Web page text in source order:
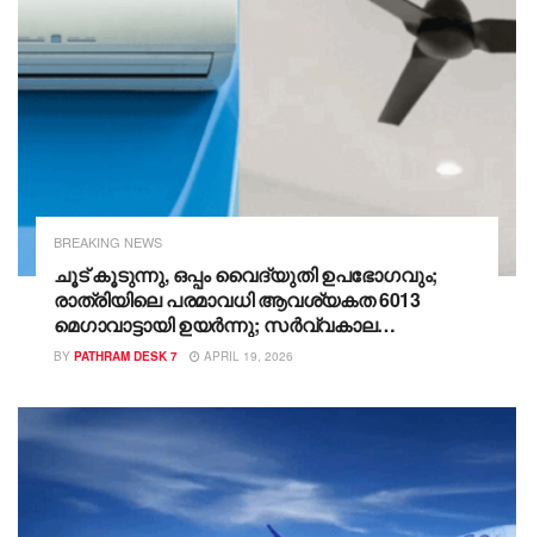
BREAKING NEWS
ചൂട് കൂടുന്നു, ഒപ്പം വൈദ്യുതി ഉപഭോ​ഗവും;
രാത്രിയിലെ പരമാവധി ആവശ്യകത 6013
മെഗാവാട്ടായി ഉയര്‍ന്നു; സർവ്വകാല
റെക്കോർഡ്! 250 മെഗാവാട്ട് വൈദ്യുതി
BY PATHRAM DESK 7 APRIL 19, 2026